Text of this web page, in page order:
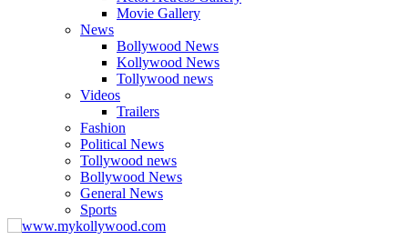
Movie Gallery
News
Bollywood News
Kollywood News
Tollywood news
Videos
Trailers
Fashion
Political News
Tollywood news
Bollywood News
General News
Sports